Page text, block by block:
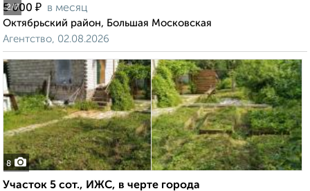
2/7
5 000 ₽ в месяц
Октябрьский район, Большая Московская
Агентство, 02.08.2026
8
Участок 5 сот., ИЖС, в черте города